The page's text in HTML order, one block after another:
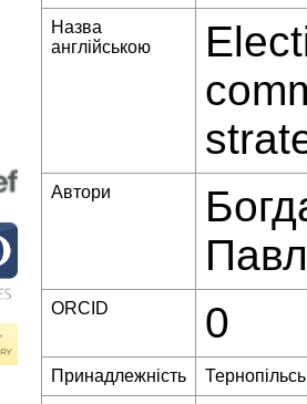
Назва
англійською
Автори
ORCID 0
Принадлежність